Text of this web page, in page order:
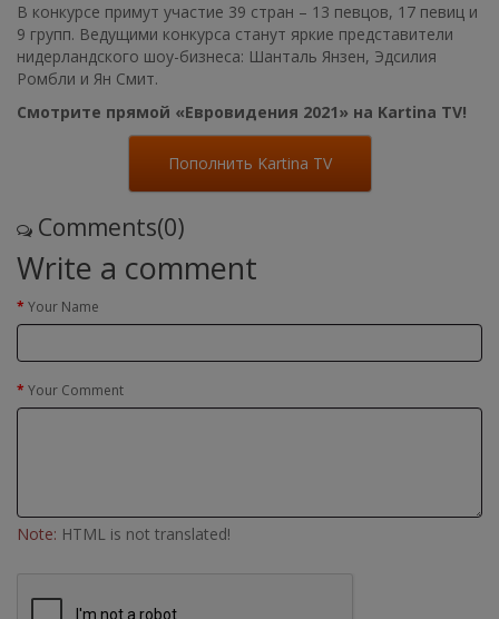
В конкурсе примут участие 39 стран – 13 певцов, 17 певиц и
9 групп. Ведущими конкурса станут яркие представители
нидерландского шоу-бизнеса: Шанталь Янзен, Эдсилия
Ромбли и Ян Смит.
Смотрите прямой «Евровидения 2021» на Kartina TV!
Пополнить Kartina TV
Comments(0)
Write a comment
Your Name
Your Comment
Note: HTML is not translated!